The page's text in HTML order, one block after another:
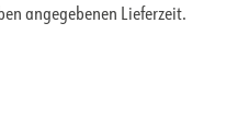
angegebenen Lieferzeit.